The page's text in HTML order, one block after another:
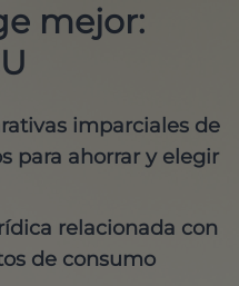
mejor:
imparciales de
para ahorrar y elegir
relacionada con
de consumo